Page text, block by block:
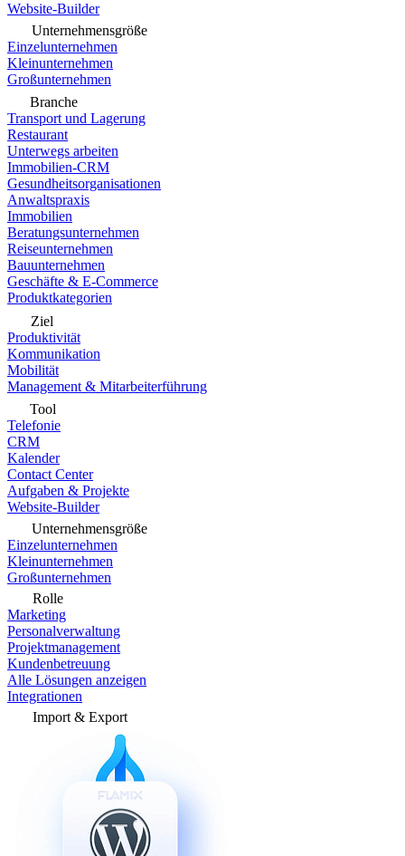
Website-Builder
Unternehmensgröße
Einzelunternehmen
Kleinunternehmen
Großunternehmen
Branche
Transport und Lagerung
Restaurant
Unterwegs arbeiten
Immobilien-CRM
Gesundheitsorganisationen
Anwaltspraxis
Immobilien
Beratungsunternehmen
Reiseunternehmen
Bauunternehmen
Geschäfte & E-Commerce
Produktkategorien
Ziel
Produktivität
Kommunikation
Mobilität
Management & Mitarbeiterführung
Tool
Telefonie
CRM
Kalender
Contact Center
Aufgaben & Projekte
Website-Builder
Unternehmensgröße
Einzelunternehmen
Kleinunternehmen
Großunternehmen
Rolle
Marketing
Personalverwaltung
Projektmanagement
Kundenbetreuung
Alle Lösungen anzeigen
Integrationen
Import & Export